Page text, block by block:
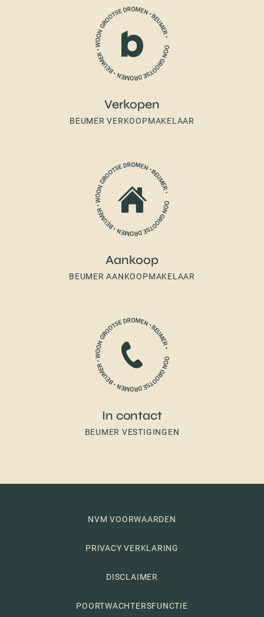
Verkopen
BEUMER VERKOOPMAKELAAR
Aankoop
BEUMER AANKOOPMAKELAAR
In contact
BEUMER VESTIGINGEN
NVM VOORWAARDEN
PRIVACY VERKLARING
DISCLAIMER
POORTWACHTERSFUNCTIE